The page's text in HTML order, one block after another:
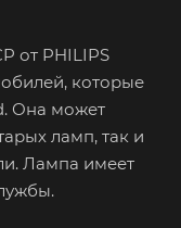
от PHILIPS
которые
Она может
ламп, так и
Лампа имеет